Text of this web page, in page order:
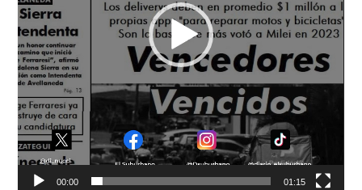
00:00 01:15